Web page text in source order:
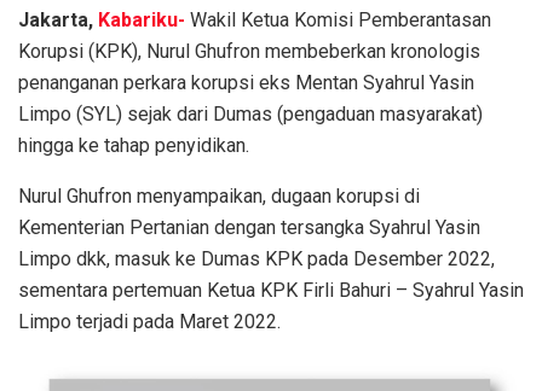
Jakarta, Kabariku- Wakil Ketua Komisi Pemberantasan
Korupsi (KPK), Nurul Ghufron membeberkan kronologis
penanganan perkara korupsi eks Mentan Syahrul Yasin
Limpo (SYL) sejak dari Dumas (pengaduan masyarakat)
hingga ke tahap penyidikan.
Nurul Ghufron menyampaikan, dugaan korupsi di
Kementerian Pertanian dengan tersangka Syahrul Yasin
Limpo dkk, masuk ke Dumas KPK pada Desember 2022,
sementara pertemuan Ketua KPK Firli Bahuri – Syahrul Yasin
Limpo terjadi pada Maret 2022.